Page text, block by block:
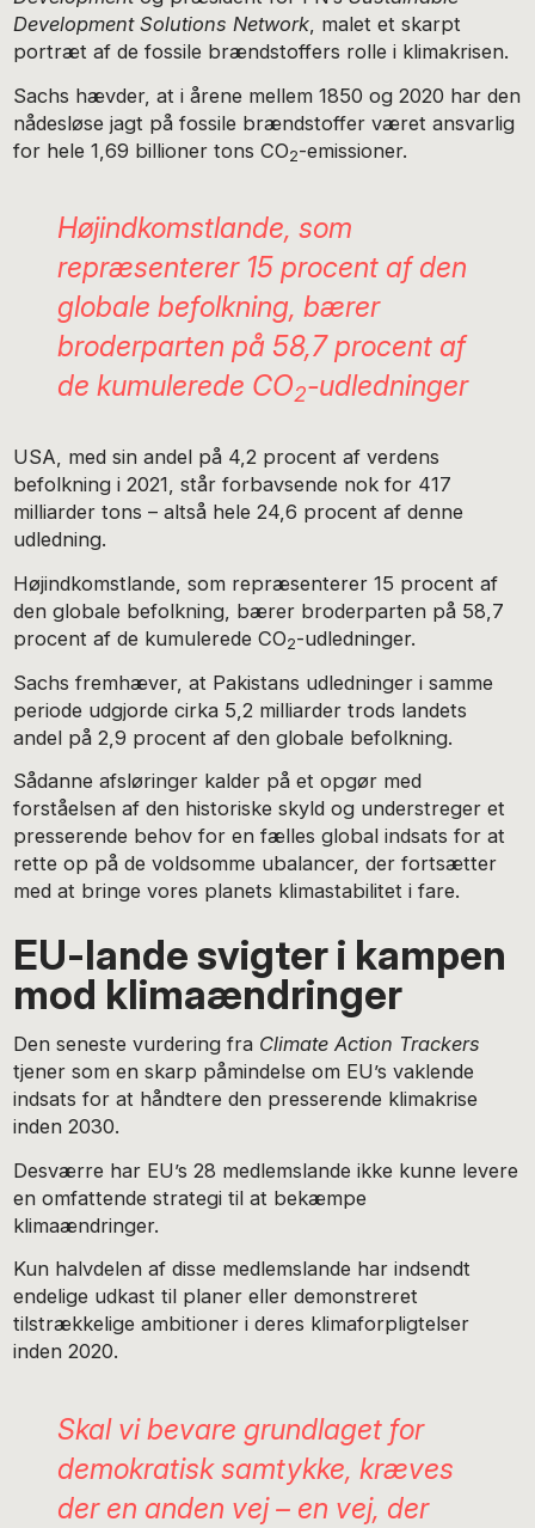
Development Solutions Network , malet et skarpt
portræt af de fossile brændstoffers rolle i klimakrisen.
Sachs hævder, at i årene mellem 1850 og 2020 har den
nådesløse jagt på fossile brændstoffer været ansvarlig
for hele 1,69 billioner tons CO2-emissioner.
Højindkomstlande, som
repræsenterer 15 procent af den
globale befolkning, bærer
broderparten på 58,7 procent af
de kumulerede CO2-udledninger
USA, med sin andel på 4,2 procent af verdens
befolkning i 2021, står forbavsende nok for 417
milliarder tons – altså hele 24,6 procent af denne
udledning.
Højindkomstlande, som repræsenterer 15 procent af
den globale befolkning, bærer broderparten på 58,7
procent af de kumulerede CO2-udledninger.
Sachs fremhæver, at Pakistans udledninger i samme
periode udgjorde cirka 5,2 milliarder trods landets
andel på 2,9 procent af den globale befolkning.
Sådanne afsløringer kalder på et opgør med
forståelsen af den historiske skyld og understreger et
presserende behov for en fælles global indsats for at
rette op på de voldsomme ubalancer, der fortsætter
med at bringe vores planets klimastabilitet i fare.
EU-lande svigter i kampen
mod klimaændringer
Den seneste vurdering fra Climate Action Trackers
tjener som en skarp påmindelse om EU’s vaklende
indsats for at håndtere den presserende klimakrise
inden 2030.
Desværre har EU’s 28 medlemslande ikke kunne levere
en omfattende strategi til at bekæmpe
klimaændringer.
Kun halvdelen af disse medlemslande har indsendt
endelige udkast til planer eller demonstreret
tilstrækkelige ambitioner i deres klimaforpligtelser
inden 2020.
Skal vi bevare grundlaget for
demokratisk samtykke, kræves
der en anden vej – en vej, der